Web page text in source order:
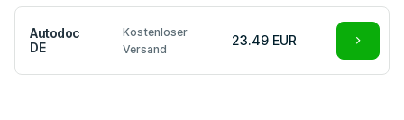
Autodoc
DE
Kostenloser
Versand
23.49 EUR